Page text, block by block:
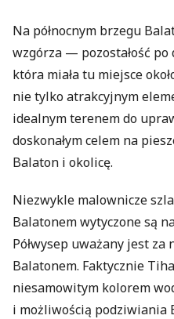
Na północnym brzegu
wzgórza — pozostałość po
która miała tu miejsce
nie tylko atrakcyjnym
idealnym terenem do
doskonałym celem na
Balaton i okolicę.
Niezwykle malownicze
Balatonem wytyczone są
Półwysep uważany jest
Balatonem. Faktycznie
niesamowitym kolorem
i możliwością podziwiania